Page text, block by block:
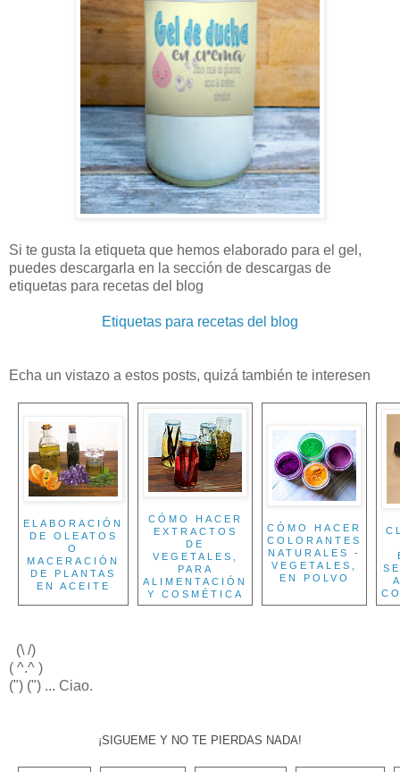
Si te gusta la etiqueta que hemos elaborado para el gel,
puedes descargarla en la sección de descargas de
etiquetas para recetas del blog
Etiquetas para recetas del blog
Echa un vistazo a estos posts, quizá también te interesen
ELABORACIÓN
DE OLEATOS
O
MACERACIÓN
DE PLANTAS
EN ACEITE
CÓMO HACER
EXTRACTOS
DE
VEGETALES,
PARA
ALIMENTACIÓN
Y COSMÉTICA
CÓMO HACER
COLORANTES
NATURALES -
VEGETALES,
EN POLVO
(\ /)
( ^.^ )
(") (") ... Ciao.
¡SIGUEME Y NO TE PIERDAS NADA!